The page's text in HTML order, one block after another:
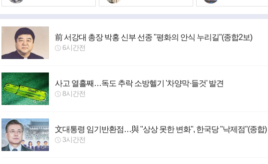
前 서강대 총장 박홍 신부 선종 "평화의 안식 누리길"(종합2보)
6시간전
사고 열흘째…독도 추락 소방헬기 '차양막·들것' 발견
8시간전
文대통령 임기반환점…與 "상상 못한 변화", 한국당 "낙제점"(종합)
3시간전